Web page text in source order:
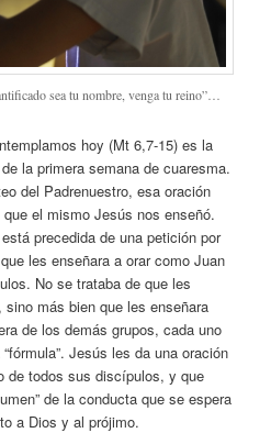
sea tu nombre, venga tu reino”…
hoy (Mt 6,7-15) es la
la primera semana de cuaresma.
del Padrenuestro, esa oración
el mismo Jesús nos enseñó.
precedida de una petición por
les enseñara a orar como Juan
No se trataba de que les
sino más bien que les enseñara
de los demás grupos, cada uno
Jesús les da una oración
de todos sus discípulos, y que
de la conducta que se espera
a Dios y al prójimo.